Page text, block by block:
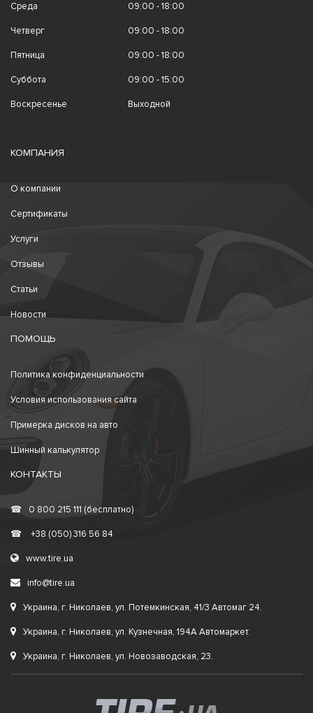
Среда 09:00 - 18:00
Четверг 09:00 - 18:00
Пятница 09:00 - 18:00
Суббота 09:00 - 15:00
Воскресенье Выходной
КОМПАНИЯ
О компании
Сертификаты
Услуги
Отзывы
Статьи
Новости
ПОМОЩЬ
Политика конфиденциальности
Условия использования сайта
Примерка дисков на авто
Шинный калькулятор
КОНТАКТЫ
☎ 0 800 215 111 (бесплатно)
☎ +38 (050) 316 56 84
www.tire.ua
info@tire.ua
Украина, г. Николаев, ул. Потемкинская, 41/3 Автомаг 24.
Украина, г. Николаев, ул. Кузнечная, 194А Автомаркет.
Украина, г. Николаев, ул. Новозаводская, 23.